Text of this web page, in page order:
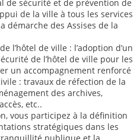
de sécurité et de prévention de
de la ville à tous les services
démarche des Assises de la
l’hôtel de ville : l’adoption d’un
de l’hôtel de ville pour les
un accompagnement renforcé
: travaux de réfection de la
des archives,
etc..
vous participez à la définition
stratégiques dans les